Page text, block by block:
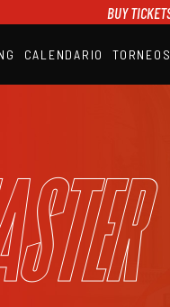
BUY
CALENDARIO TORNEOS